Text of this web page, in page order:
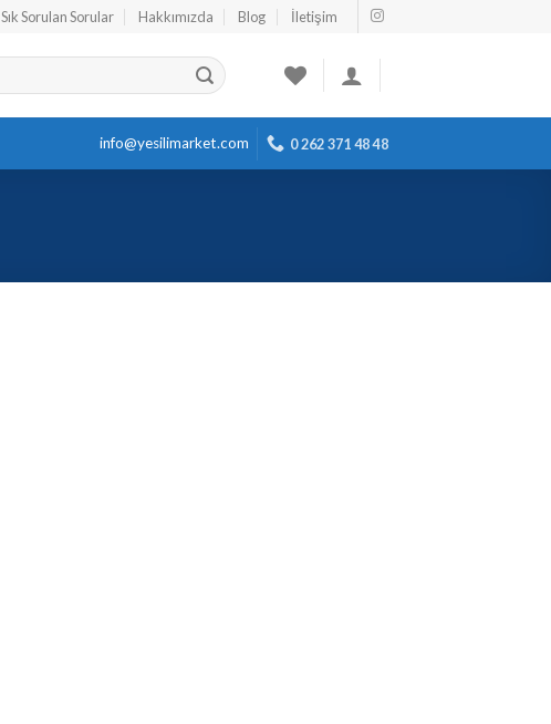
Sık Sorulan Sorular Hakkımızda Blog İletişim
info@yesilimarket.com 0 262 371 48 48